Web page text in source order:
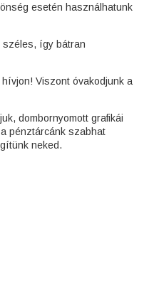
esetén használhatunk
széles, így bátran
Viszont óvakodjunk a
dombornyomott grafikái
pénztárcánk szabhat
neked.